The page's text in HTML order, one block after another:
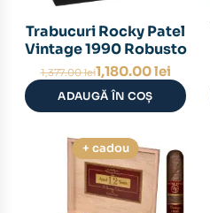
Trabucuri Rocky Patel
Vintage 1990 Robusto
1,377.00lei
Prețul
inițial
a
fost:
1,377.00 lei.
1,180.00lei
Prețul
curent
este:
1,180.00 lei.
ADAUGĂ ÎN COȘ
+ cadou